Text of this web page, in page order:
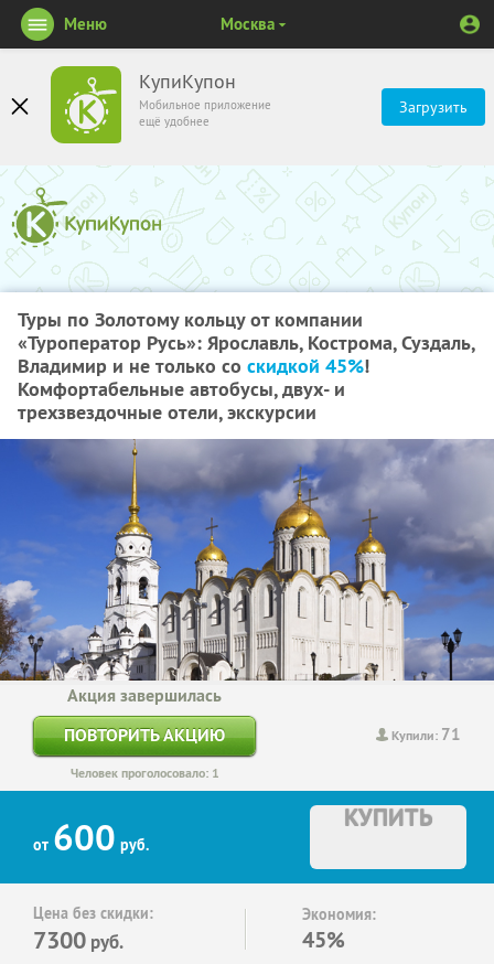
КупиКупон
Мобильное приложение
ещё удобнее
Загрузить
Меню Москва
Туры по Золотому кольцу от компании
«Туроператор Русь»: Ярославль, Кострома, Суздаль,
Владимир и не только со скидкой 45%!
Комфортабельные автобусы, двух- и
трехзвездочные отели, экскурсии
Купили: 71
Акция завершилась
ПОВТОРИТЬ АКЦИЮ
Человек проголосовало: 1
от 600 руб.
КУПИТЬ
Цена без скидки:
7300 руб.
Экономия:
45%